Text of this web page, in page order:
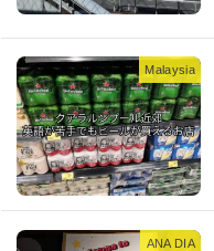
Malaysia
ANA DIA